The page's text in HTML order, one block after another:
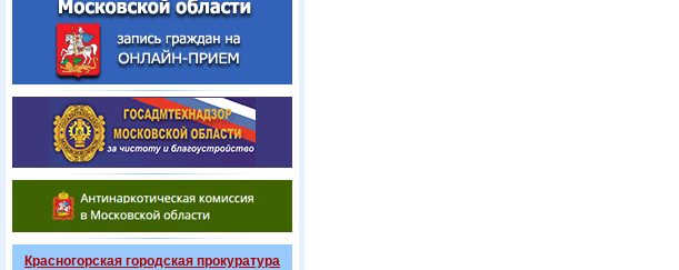
Красногорская городская прокуратура